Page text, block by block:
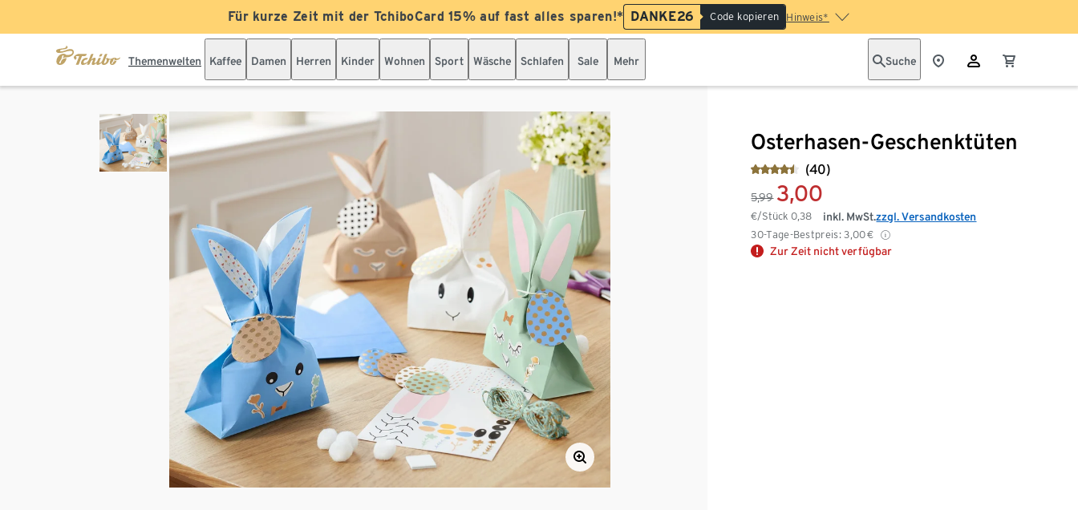
Für kurze Zeit mit der TchiboCard 15% auf fast alles sparen!* DANKE26 Code kopieren Hinweis*
Themenwelten Kaffee Damen Herren Kinder Wohnen Sport Wäsche Schlafen Sale Mehr Suche
Osterhasen-Geschenktüten
(40)
5,99 3,00
€/Stück0,38
30-Tage-Bestpreis: 3,00€
inkl. MwSt.zzgl. Versandkosten
Zur Zeit nicht verfügbar